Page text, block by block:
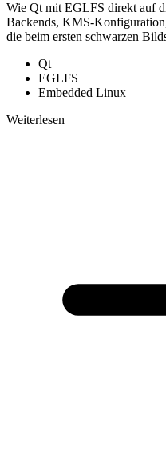
Wie Qt mit EGLFS direkt auf
Backends, KMS-
die beim ersten schwarzen
Qt
EGLFS
Embedded Linux
Weiterlesen